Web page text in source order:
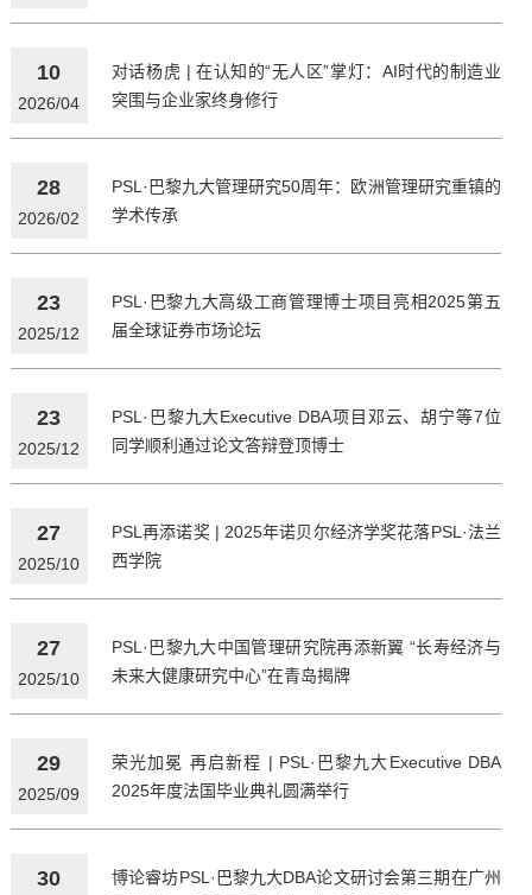
10
2026/04
对话杨虎 | 在认知的“无人区”掌灯：AI时代的制造业
突围与企业家终身修行
28
2026/02
PSL·巴黎九大管理研究50周年：欧洲管理研究重镇的
学术传承
23
2025/12
PSL·巴黎九大高级工商管理博士项目亮相2025第五
届全球证券市场论坛
23
2025/12
PSL·巴黎九大Executive DBA项目邓云、胡宁等7位
同学顺利通过论文答辩登顶博士
27
2025/10
PSL再添诺奖 | 2025年诺贝尔经济学奖花落PSL·法兰
西学院
27
2025/10
PSL·巴黎九大中国管理研究院再添新翼 “长寿经济与
未来大健康研究中心”在青岛揭牌
29
2025/09
荣光加冕 再启新程 | PSL·巴黎九大Executive DBA
2025年度法国毕业典礼圆满举行
30
博论睿坊PSL·巴黎九大DBA论文研讨会第三期在广州